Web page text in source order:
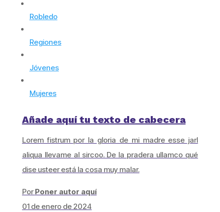
Robledo
Regiones
Jóvenes
Mujeres
Añade aquí tu texto de cabecera
Lorem fistrum por la gloria de mi madre esse jarl
aliqua llevame al sircoo. De la pradera ullamco qué
dise usteer está la cosa muy malar.
PorPoner autor aquí
01 de enero de 2024